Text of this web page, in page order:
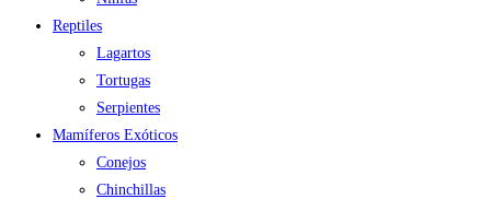
Reptiles
Lagartos
Tortugas
Serpientes
Mamíferos Exóticos
Conejos
Chinchillas